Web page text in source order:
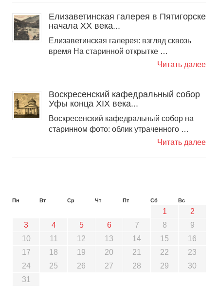
Елизаветинская галерея в Пятигорске
начала ХХ века...
Елизаветинская галерея: взгляд сквозь
время На старинной открытке …
Читать далее
Воскресенский кафедральный собор
Уфы конца XIX века...
Воскресенский кафедральный собор на
старинном фото: облик утраченного …
Читать далее
Пн Вт Ср Чт Пт Сб Вс
1
2
3
4 5 6 7 8
9
10
11 12 13 14 15
16
17
18 19 20 21 22
23
24
25 26 27 28 29
30
31